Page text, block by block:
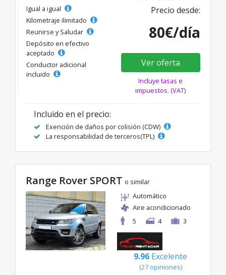
Igual a igual
Kilometraje ilimitado
Reunirse y Saludar
Depósito en efectivo
aceptado
Conductor adicional
incluido
Precio desde:
80€/día
Ver oferta
Incluye tasas e
impuestos. (VAT)
Incluido en el precio:
Exención de daños por colisión (CDW)
La responsabilidad de terceros(TPL)
Range Rover SPORT o similar
Automático
Aire acondicionado
5
4 3
9.96 Excelente
(27 opiniones)